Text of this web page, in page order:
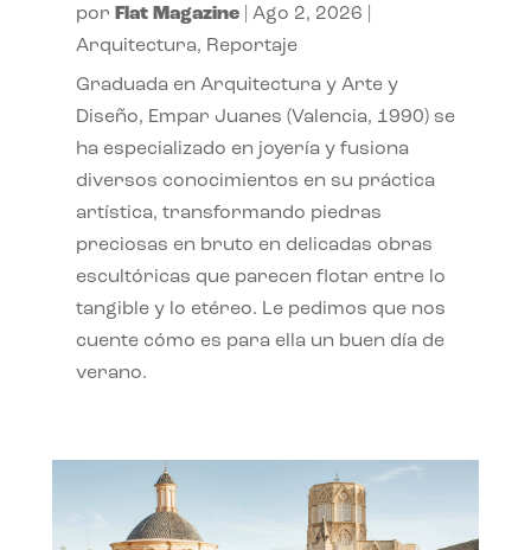
por Flat Magazine| Ago 2, 2026
Arquitectura, Reportaje
Graduada en Arquitectura y Arte y
Diseño, Empar Juanes (Valencia, 1990) se
ha especializado en joyería y fusiona
diversos conocimientos en su práctica
artística, transformando piedras
preciosas en bruto en delicadas obras
escultóricas que parecen flotar entre lo
tangible y lo etéreo. Le pedimos que nos
cuente cómo es para ella un buen día de
verano.